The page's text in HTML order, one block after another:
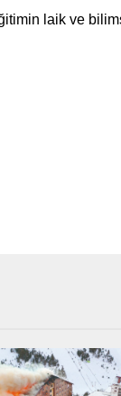
laik ve